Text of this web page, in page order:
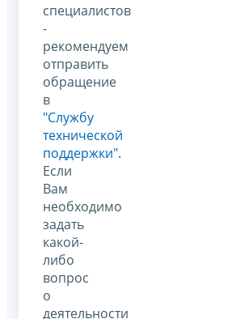
специалистов
-
рекомендуем
отправить
обращение
в
"Службу
технической
поддержки".
Если
Вам
необходимо
задать
какой-
либо
вопрос
о
деятельности